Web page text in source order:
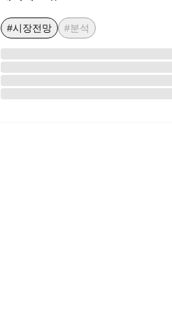
#시장전망 #분석